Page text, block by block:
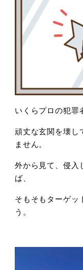
いくらプロの犯罪
頑丈な玄関を壊し
ません。
外から見て、侵入
ば、
そもそもターゲッ
う。